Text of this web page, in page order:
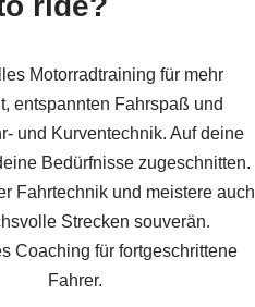
Motorradtraining für mehr
entspannten Fahrspaß und
und Kurventechnik. Auf deine
Bedürfnisse zugeschnitten.
Fahrtechnik und meistere auch
Strecken souverän.
Coaching für fortgeschrittene
Fahrer.